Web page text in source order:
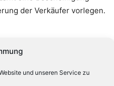
und unseren Service zu
der Verkäufer vorlegen.